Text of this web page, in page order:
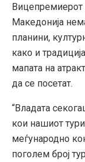
Вицепремиерот
Македонија
планини,
како и
мапата на
да се посетат.
“Владата
кои нашиот
меѓународно
поголем број